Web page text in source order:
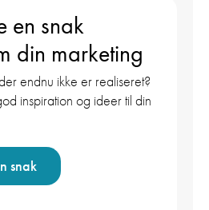
en snak
din marketing
endnu ikke er realiseret?
inspiration og ideer til din
snak